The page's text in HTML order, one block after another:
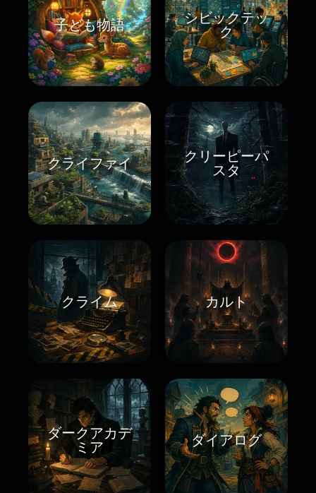
子ども物語
シビックテッ
ク
クライファイ
クリーピーパ
スタ
クライム カルト
ダークアカデ
ミア
ダイアログ